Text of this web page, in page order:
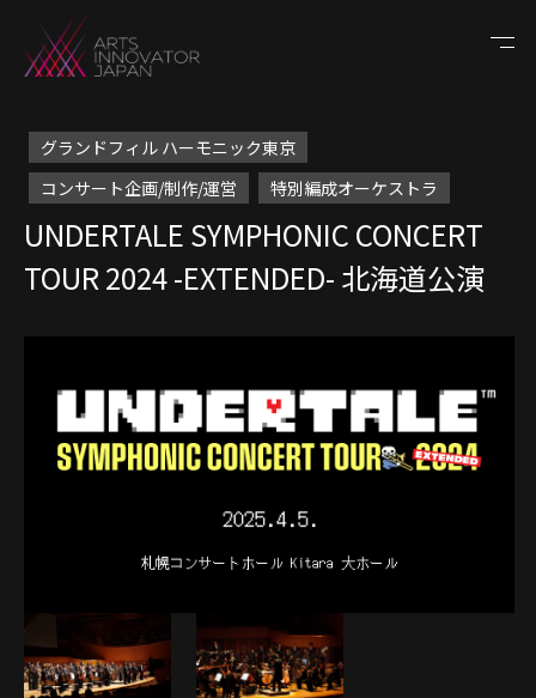
グランドフィル ハーモニック東京
コンサート企画/制作/運営
特別編成オーケストラ
UNDERTALE SYMPHONIC CONCERT
TOUR 2024 -EXTENDED- 北海道公演